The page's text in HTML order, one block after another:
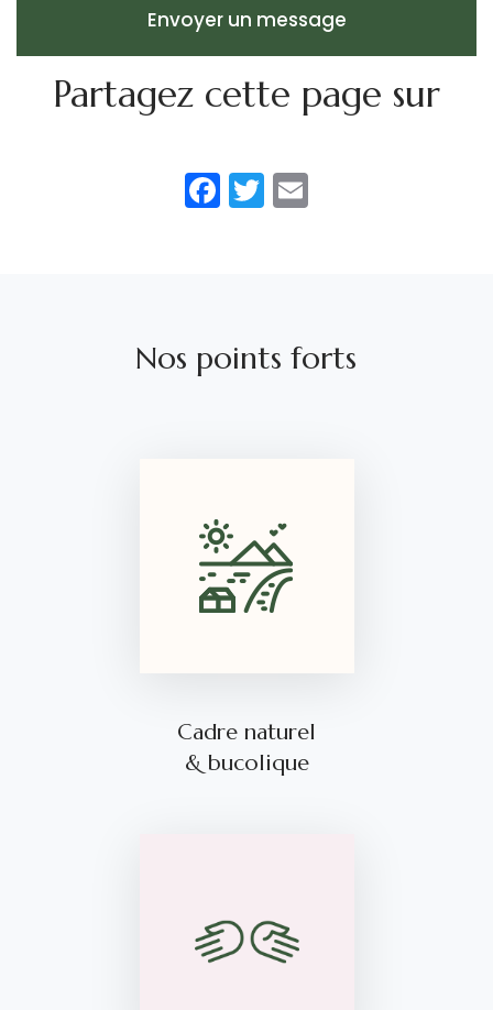
Envoyer un message
Partagez cette page sur
Facebook
Twitter
Nos points forts
Cadre naturel
& bucolique